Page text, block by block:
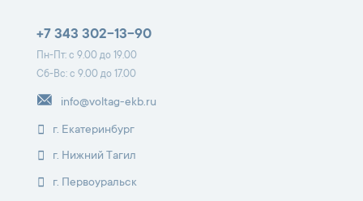
+7 343 302-13-90
Пн-Пт: с 9.00 до 19.00
Сб-Вс: с 9.00 до 17.00
info@voltag-ekb.ru
г. Екатеринбург
г. Нижний Тагил
г. Первоуральск